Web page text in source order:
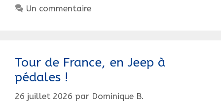
1/10
Un commentaire
Tour de France, en Jeep à
pédales !
26 juillet 2026 par Dominique B.